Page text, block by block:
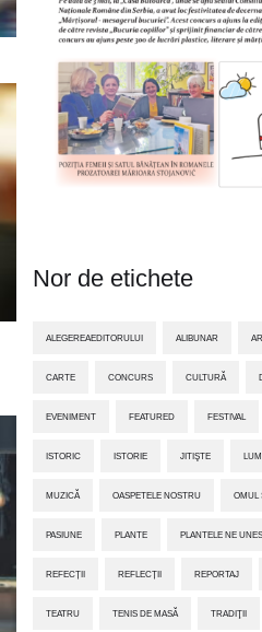
Nor de etichete
ALEGEREAEDITORULUI ALIBUNAR
CARTE CONCURS CULTURĂ
EVENIMENT FEATURED FESTIVAL
ISTORIC ISTORIE JITIŞTE
MUZICĂ OASPETELE NOSTRU OMUL
PASIUNE PLANTE PLANTELE NE
REFECȚII REFLECȚII REPORTAJ
TEATRU TENIS DE MASĂ TRADIŢII